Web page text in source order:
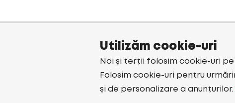
Utilizăm cookie-uri
Noi și terții folosim cookie-uri
Folosim cookie-uri pentru
și de personalizare a anunțurilor.